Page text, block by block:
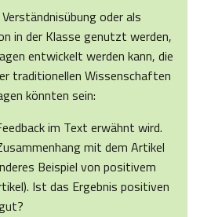
oder als
in der Klasse genutzt werden,
entwickelt werden kann, die
traditionellen Wissenschaften
könnten sein:
im Text erwähnt wird.
mit dem Artikel
Beispiel von positivem
Ist das Ergebnis positiven